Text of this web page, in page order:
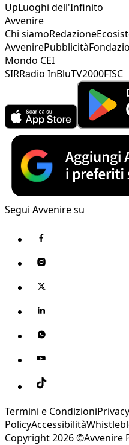
UpLuoghi dell'Infinito
Avvenire
Chi siamoRedazione
AvvenirePubblicità
Mondo CEI
SIRRadio InBluTV2000FISC
Segui Avvenire su
Termini e Condizioni
PolicyAccessibilità
Copyright 2026 ©Avvenire